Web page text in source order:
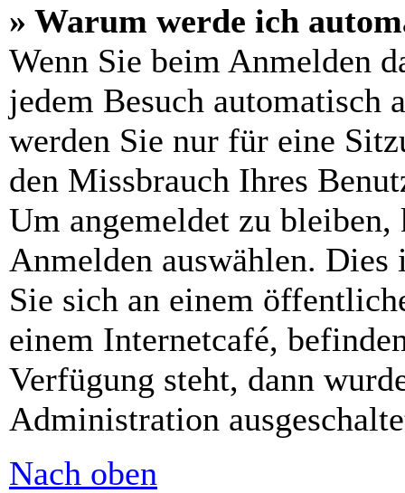
» Warum werde ich
Wenn Sie beim Anmelden
jedem Besuch automatisch
werden Sie nur für eine
den Missbrauch Ihres
Um angemeldet zu bleiben,
Anmelden auswählen.
Sie sich an einem
einem Internetcafé,
Verfügung steht, dann
Administration
Nach oben